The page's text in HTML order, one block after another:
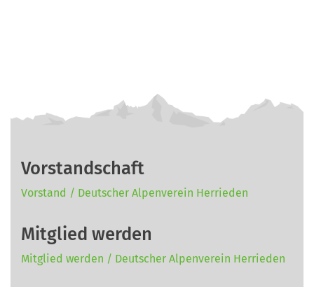
Vorstandschaft
Vorstand / Deutscher Alpenverein Herrieden
Mitglied werden
Mitglied werden / Deutscher Alpenverein Herrieden